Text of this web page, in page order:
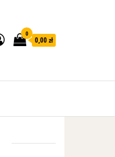
0
0,00 zł